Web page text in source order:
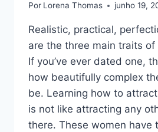
Por Lorena Thomas junho 19,
Realistic, practical,
are the three main traits of
If you’ve ever dated one,
how beautifully complex
be. Learning how to
is not like attracting any
there. These women have